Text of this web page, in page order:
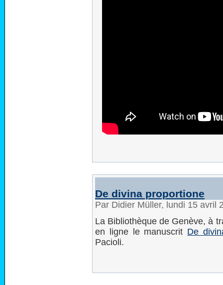
De divina proportione
Par Didier Müller, lundi 15 avril
La Bibliothèque de Genève, à
en ligne le manuscrit De
Pacioli.